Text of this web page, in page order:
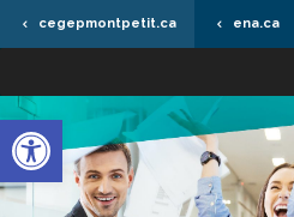
Ouvrir la barre d’outils
cegepmontpetit.ca ena.ca